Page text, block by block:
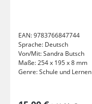
EAN:9783766847744
Sprache: Deutsch
Von/Mit:Sandra Butsch
Maße:254 x 195 x 8 mm
Genre:Schule und Lernen